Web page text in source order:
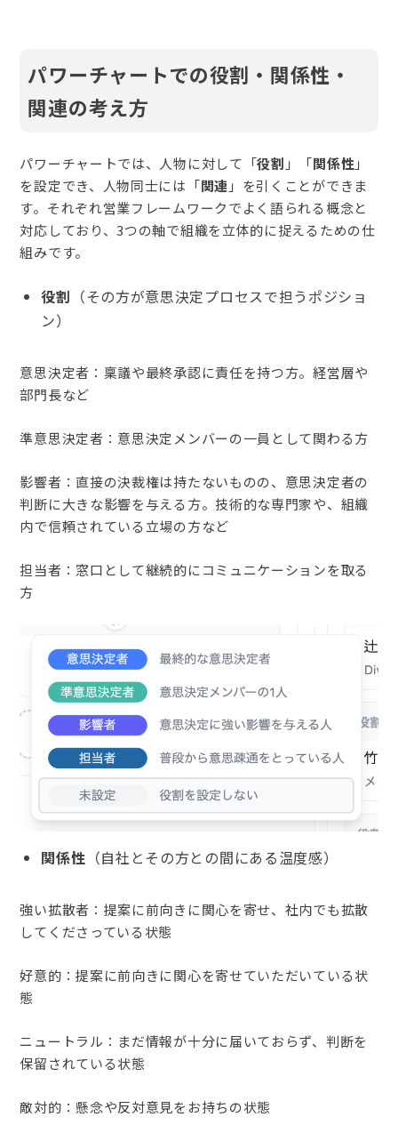
パワーチャートでの役割・関係性・
関連の考え方
パワーチャートでは、人物に対して「役割 」「関係性 」
を設定でき、人物同士には「関連 」を引くことができま
す。それぞれ営業フレームワークでよく語られる概念と
対応しており、3つの軸で組織を立体的に捉えるための仕
組みです。
役割 （その方が意思決定プロセスで担うポジショ
ン）
意思決定者：稟議や最終承認に責任を持つ方。経営層や
部門長など
準意思決定者：意思決定メンバーの一員として関わる方
影響者：直接の決裁権は持たないものの、意思決定者の
判断に大きな影響を与える方。技術的な専門家や、組織
内で信頼されている立場の方など
担当者：窓口として継続的にコミュニケーションを取る
方
関係性 （自社とその方との間にある温度感）
強い拡散者 ：提案に前向きに関心を寄せ、社内でも拡散
してくださっている状態
好意的 ：提案に前向きに関心を寄せていただいている状
態
ニュートラル ：まだ情報が十分に届いておらず、判断を
保留されている状態
敵対的 ：懸念や反対意見をお持ちの状態